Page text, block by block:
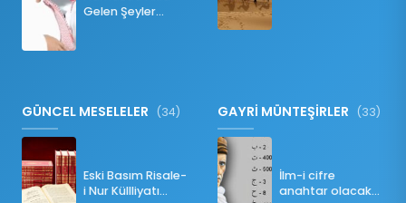
Gelen Şeyler
GÜNCEL MESELELER (34)
Eski Basım Risale-
i Nur Küllliyatı
GAYRİ MÜNTEŞİRLER (33)
İlm-i cifre
anahtar olacak